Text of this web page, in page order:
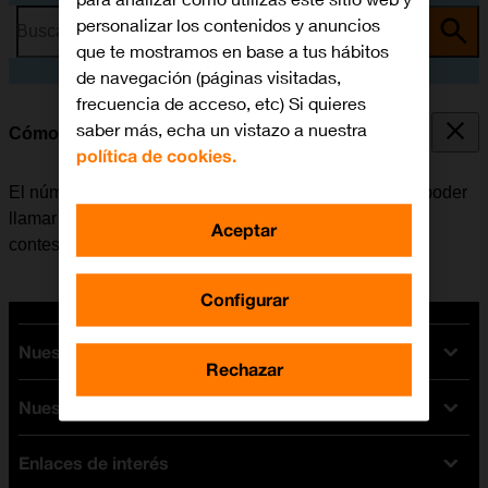
Busca por problema o tema
Cómo guardar el número del contestador
El número del contestador se puede guardar para así poder
llamar y escuchar los mensajes que han dejado en el
contestador.
Nuestras tarifas
Tarifas Orange
Tarifas fibra y móvil
Tarifas móviles
Nuestros dispositivos
Ofertas en móviles
Enlaces de interés
personalizar los contenidos y anuncios
que te mostramos en base a tus hábitos
de navegación (páginas visitadas,
frecuencia de acceso, etc) Si quieres
saber más, echa un vistazo a nuestra
política de cookies.
Configurar
Rechazar
Aceptar